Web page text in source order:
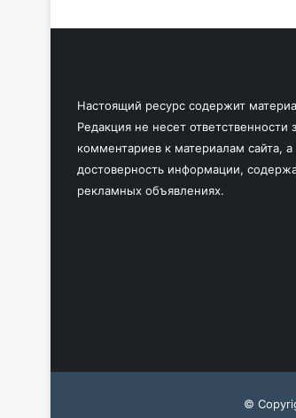
Настоящий ресурс содержит
Редакция не несет ответственности
комментариев к материалам сайта, а
достоверность информации,
рекламных объявлениях.
©